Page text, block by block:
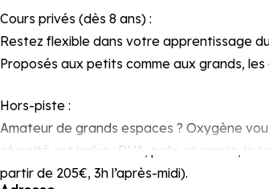
Cours privés (dès 8 ans) :
Restez flexible dans votre apprentissage
Proposés aux petits comme aux grands,
Hors-piste :
Amateur de grands espaces ? Oxygène
sécurité est inclus : DVA, pelle et sonde,
partir de 205€, 3h l’après-midi).